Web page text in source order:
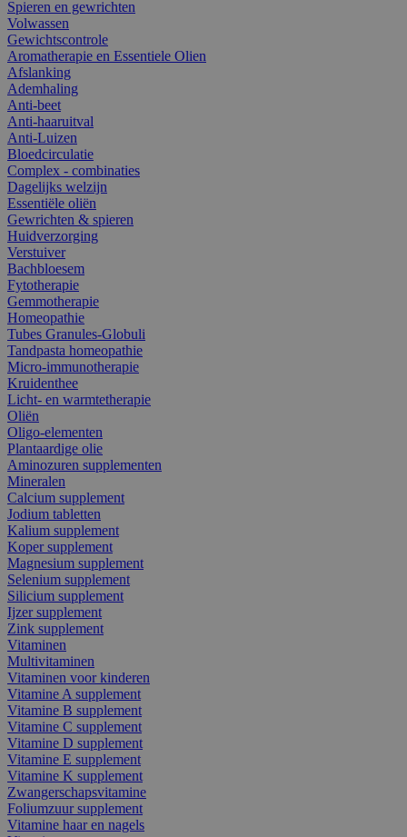
Spieren en gewrichten
Volwassen
Gewichtscontrole
Aromatherapie en Essentiele Olien
Afslanking
Ademhaling
Anti-beet
Anti-haaruitval
Anti-Luizen
Bloedcirculatie
Complex - combinaties
Dagelijks welzijn
Essentiële oliën
Gewrichten & spieren
Huidverzorging
Verstuiver
Bachbloesem
Fytotherapie
Gemmotherapie
Homeopathie
Tubes Granules-Globuli
Tandpasta homeopathie
Micro-immunotherapie
Kruidenthee
Licht- en warmtetherapie
Oliën
Oligo-elementen
Plantaardige olie
Aminozuren supplementen
Mineralen
Calcium supplement
Jodium tabletten
Kalium supplement
Koper supplement
Magnesium supplement
Selenium supplement
Silicium supplement
Ijzer supplement
Zink supplement
Vitaminen
Multivitaminen
Vitaminen voor kinderen
Vitamine A supplement
Vitamine B supplement
Vitamine C supplement
Vitamine D supplement
Vitamine E supplement
Vitamine K supplement
Zwangerschapsvitamine
Foliumzuur supplement
Vitamine haar en nagels